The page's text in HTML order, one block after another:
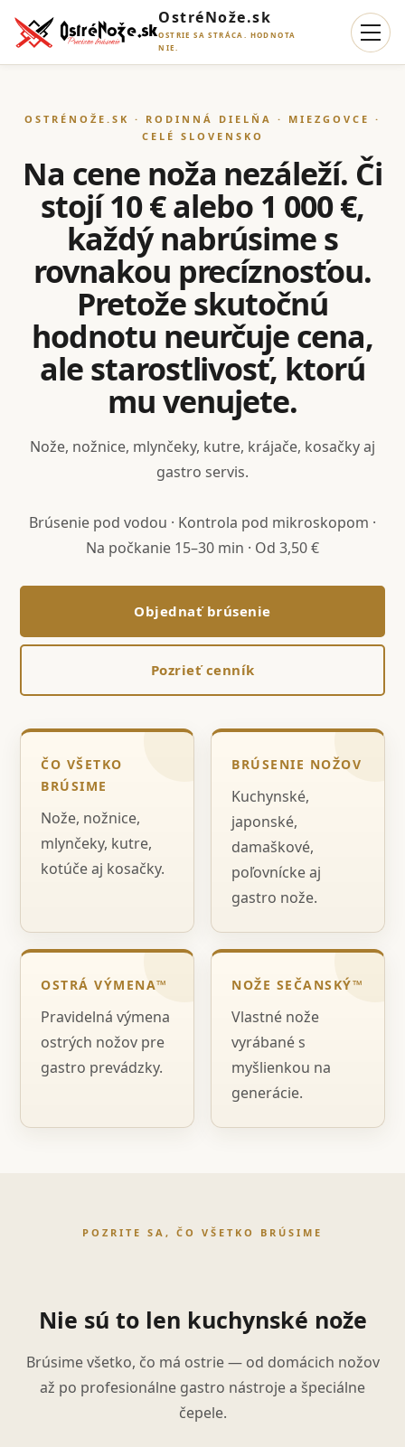
OstréNože.sk
OSTRIE SA STRÁCA. HODNOTA
NIE.
OSTRÉNOŽE.SK · RODINNÁ DIELŇA · MIEZGOVCE ·
CELÉ SLOVENSKO
Na cene noža nezáleží. Či
stojí 10 € alebo 1 000 €,
každý nabrúsime s
rovnakou precíznosťou.
Pretože skutočnú
hodnotu neurčuje cena,
ale starostlivosť, ktorú
mu venujete.
Nože, nožnice, mlynčeky, kutre, krájače, kosačky aj
gastro servis.
Brúsenie pod vodou · Kontrola pod mikroskopom ·
Na počkanie 15–30 min · Od 3,50 €
Objednať brúsenie
Pozrieť cenník
ČO VŠETKO
BRÚSIME
Nože, nožnice,
mlynčeky, kutre,
kotúče aj kosačky.
BRÚSENIE NOŽOV
Kuchynské,
japonské,
damaškové,
poľovnícke aj
gastro nože.
OSTRÁ VÝMENA™
Pravidelná výmena
ostrých nožov pre
gastro prevádzky.
NOŽE SEČANSKÝ™
Vlastné nože
vyrábané s
myšlienkou na
generácie.
POZRITE SA, ČO VŠETKO BRÚSIME
Nie sú to len kuchynské nože
Brúsime všetko, čo má ostrie — od domácich nožov
až po profesionálne gastro nástroje a špeciálne
čepele.